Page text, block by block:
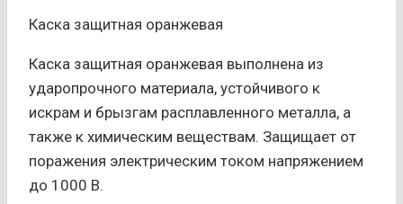
Каска защитная оранжевая
Каска защитная оранжевая выполнена из
ударопрочного материала, устойчивого к
искрам и брызгам расплавленного металла, а
также к химическим веществам. Защищает от
поражения электрическим током напряжением
до 1000 В.